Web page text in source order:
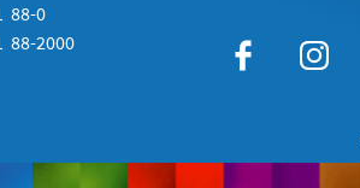
88-0
88-2000